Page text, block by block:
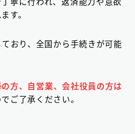
寧に行われ、返済能力や意欲
す。
おり、全国から手続きが可能
方、自営業、会社役員の方は
ご了承ください。